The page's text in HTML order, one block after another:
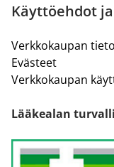
Käyttöehdot
Verkkokaupan
Evästeet
Verkkokaupan
Lääkealan